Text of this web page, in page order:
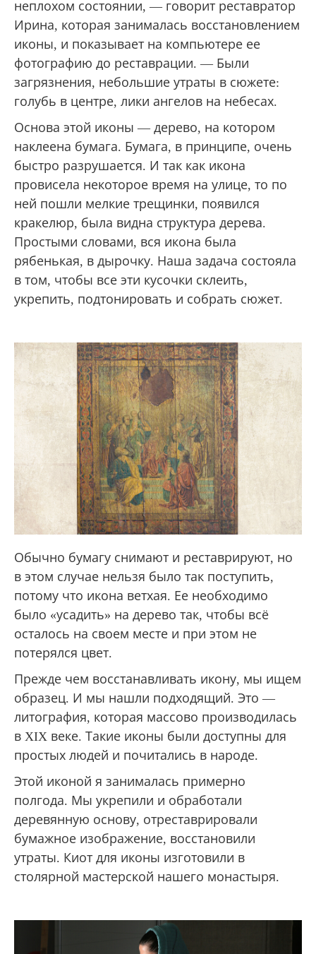
неплохом состоянии, — говорит реставратор
Ирина, которая занималась восстановлением
иконы, и показывает на компьютере ее
фотографию до реставрации. — Были
загрязнения, небольшие утраты в сюжете:
голубь в центре, лики ангелов на небесах.
Основа этой иконы — дерево, на котором
наклеена бумага. Бумага, в принципе, очень
быстро разрушается. И так как икона
провисела некоторое время на улице, то по
ней пошли мелкие трещинки, появился
кракелюр, была видна структура дерева.
Простыми словами, вся икона была
рябенькая, в дырочку. Наша задача состояла
в том, чтобы все эти кусочки склеить,
укрепить, подтонировать и собрать сюжет.
Обычно бумагу снимают и реставрируют, но
в этом случае нельзя было так поступить,
потому что икона ветхая. Ее необходимо
было «усадить» на дерево так, чтобы всё
осталось на своем месте и при этом не
потерялся цвет.
Прежде чем восстанавливать икону, мы ищем
образец. И мы нашли подходящий. Это —
литография, которая массово производилась
в XIX веке. Такие иконы были доступны для
простых людей и почитались в народе.
Этой иконой я занималась примерно
полгода. Мы укрепили и обработали
деревянную основу, отреставрировали
бумажное изображение, восстановили
утраты. Киот для иконы изготовили в
столярной мастерской нашего монастыря.